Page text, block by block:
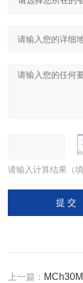
请输入计算结果（
上一篇：